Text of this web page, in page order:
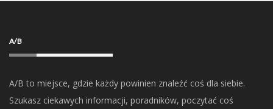
A/B
A/B to miejsce, gdzie każdy powinien znaleźć coś dla siebie.
Szukasz ciekawych informacji, poradników, poczytać coś